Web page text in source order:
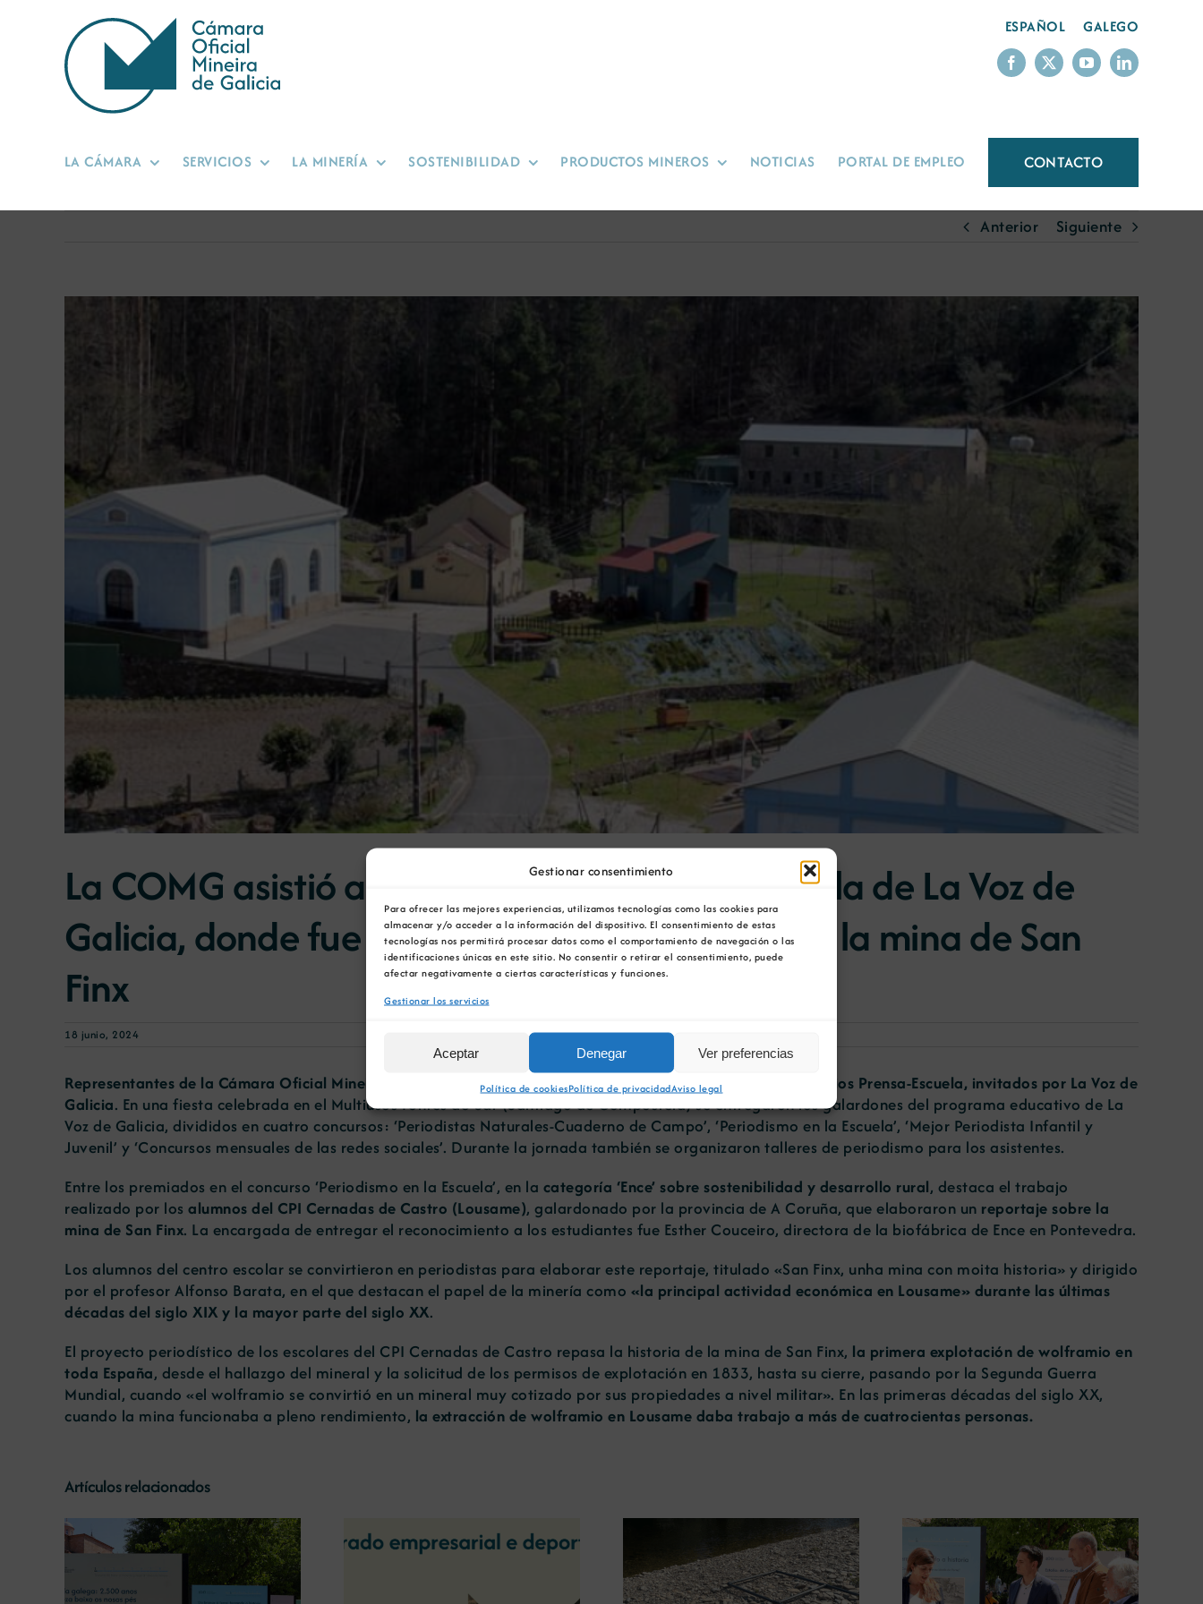
Gestionar consentimiento
Para ofrecer las mejores experiencias, utilizamos tecnologías como las cookies para
almacenar y/o acceder a la información del dispositivo. El consentimiento de estas
tecnologías nos permitirá procesar datos como el comportamiento de navegación o las
identificaciones únicas en este sitio. No consentir o retirar el consentimiento, puede
afectar negativamente a ciertas características y funciones.
Gestionar los servicios
Aceptar Denegar Ver preferencias
Política de cookiesPolítica de privacidadAviso legal
contenido
ESPAÑOL GALEGO
LA CÁMARA SERVICIOS LA MINERÍA SOSTENIBILIDAD PRODUCTOS MINEROS NOTICIAS PORTAL DE EMPLEO CONTACTO
Anterior Siguiente
La COMG asistió a los galardones Prensa-Escuela de La Voz de
Galicia, donde fue premiado un reportaje sobre la mina de San
Finx
18 junio, 2024
Representantes de la Cámara Oficial Mineira de Galicia acudieron, el pasado viernes 14 de junio, a los premios Prensa-Escuela, invitados por La Voz de
Galicia. En una fiesta celebrada en el Multiusos Fontes do Sar (Santiago de Compostela) se entregaron los galardones del programa educativo de La
Voz de Galicia, divididos en cuatro concursos: ‘Periodistas Naturales-Cuaderno de Campo’, ‘Periodismo en la Escuela’, ‘Mejor Periodista Infantil y
Juvenil’ y ‘Concursos mensuales de las redes sociales’. Durante la jornada también se organizaron talleres de periodismo para los asistentes.
Entre los premiados en el concurso ‘Periodismo en la Escuela’, en la categoría ‘Ence’ sobre sostenibilidad y desarrollo rural, destaca el trabajo
realizado por los alumnos del CPI Cernadas de Castro (Lousame), galardonado por la provincia de A Coruña, que elaboraron un reportaje sobre la
mina de San Finx. La encargada de entregar el reconocimiento a los estudiantes fue Esther Couceiro, directora de la biofábrica de Ence en Pontevedra.
Los alumnos del centro escolar se convirtieron en periodistas para elaborar este reportaje, titulado «San Finx, unha mina con moita historia» y dirigido
por el profesor Alfonso Barata, en el que destacan el papel de la minería como «la principal actividad económica en Lousame» durante las últimas
décadas del siglo XIX y la mayor parte del siglo XX.
El proyecto periodístico de los escolares del CPI Cernadas de Castro repasa la historia de la mina de San Finx, la primera explotación de wolframio en
toda España, desde el hallazgo del mineral y la solicitud de los permisos de explotación en 1833, hasta su cierre, pasando por la Segunda Guerra
Mundial, cuando «el wolframio se convirtió en un mineral muy cotizado por sus propiedades a nivel militar». En las primeras décadas del siglo XX,
cuando la mina funcionaba a pleno rendimiento, la extracción de wolframio en Lousame daba trabajo a más de cuatrocientas personas.
Artículos relacionados
La COMG reúne a dos